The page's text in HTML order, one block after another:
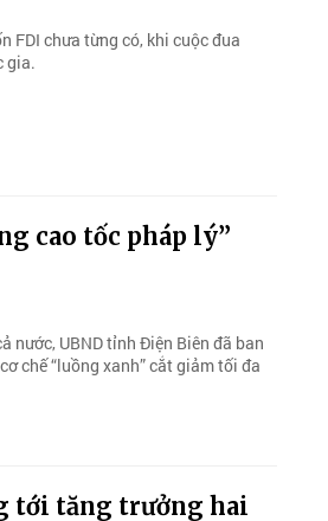
FDI chưa từng có, khi cuộc đua
gia.
cao tốc pháp lý”
nước, UBND tỉnh Điện Biên đã ban
chế “luồng xanh” cắt giảm tối đa
tới tăng trưởng hai